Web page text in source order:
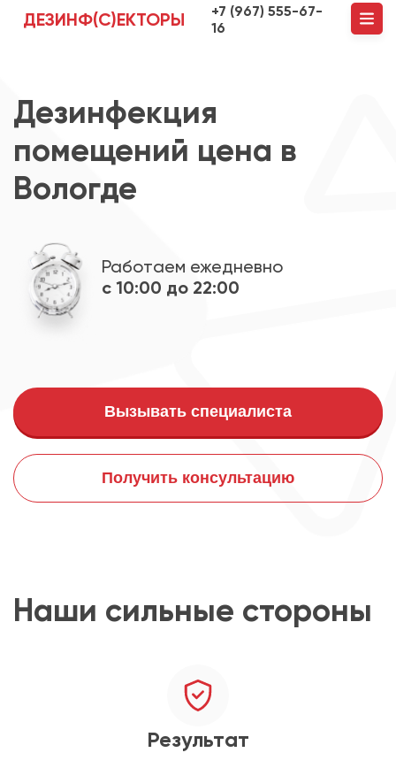
ДЕЗИНФ(С)ЕКТОРЫ
+7 (967) 555-67-
16
Дезинфекция
помещений цена в
Вологде
Работаем ежедневно
с 10:00 до 22:00
Вызывать специалиста
Получить консультацию
Наши сильные стороны
Результат